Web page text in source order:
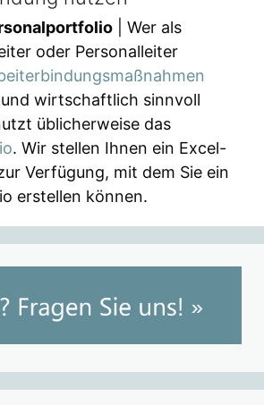
| Wer als
oder Personalleiter
wirtschaftlich sinnvoll
üblicherweise das
. Wir stellen Ihnen ein Excel-
Verfügung, mit dem Sie ein
erstellen können.